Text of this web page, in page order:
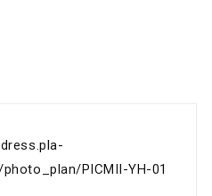
PICMII-YH-01